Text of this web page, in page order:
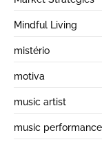
Mindful Living
mistério
motiva
music artist
music performance